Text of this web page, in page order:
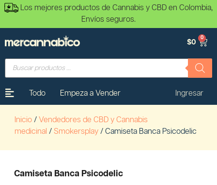
Los mejores productos de Cannabis y CBD en Colombia,
Envíos seguros.
$0
0
Todo Empeza a Vender Ingresar
Inicio / Vendedores de CBD y Cannabis
medicinal / Smokersplay / Camiseta Banca Psicodelic
Camiseta Banca Psicodelic